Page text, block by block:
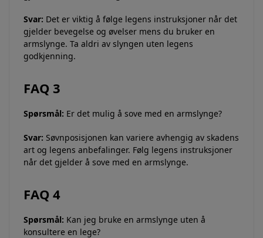
Svar: Det er viktig å følge legens instruksjoner når det
gjelder bevegelse og øvelser mens du bruker en
armslynge. Ta aldri av slyngen uten legens
godkjenning.
FAQ 3
Spørsmål: Er det mulig å sove med en armslynge?
Svar: Søvnposisjonen kan variere avhengig av skadens
art og legens anbefalinger. Følg legens instruksjoner
når det gjelder å sove med en armslynge.
FAQ 4
Spørsmål: Kan jeg bruke en armslynge uten å
konsultere en lege?